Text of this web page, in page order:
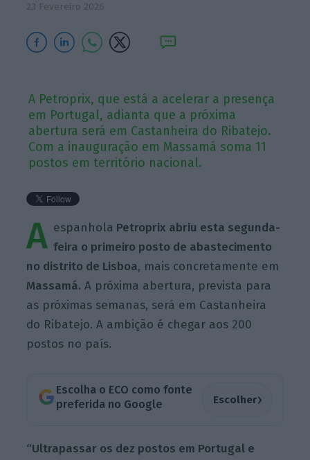
23 Fevereiro 2026
A Petroprix, que está a acelerar a presença
em Portugal, adianta que a próxima
abertura será em Castanheira do Ribatejo.
Com a inauguração em Massamá soma 11
postos em território nacional.
A espanhola Petroprix abriu esta segunda-
feira o primeiro posto de abastecimento
no distrito de Lisboa, mais concretamente em
Massamá. A próxima abertura, prevista para
as próximas semanas, será em Castanheira
do Ribatejo. A ambição é chegar aos 200
postos no país.
Escolha o ECO como fonte
preferida no Google
Escolher›
“Ultrapassar os dez postos em Portugal e